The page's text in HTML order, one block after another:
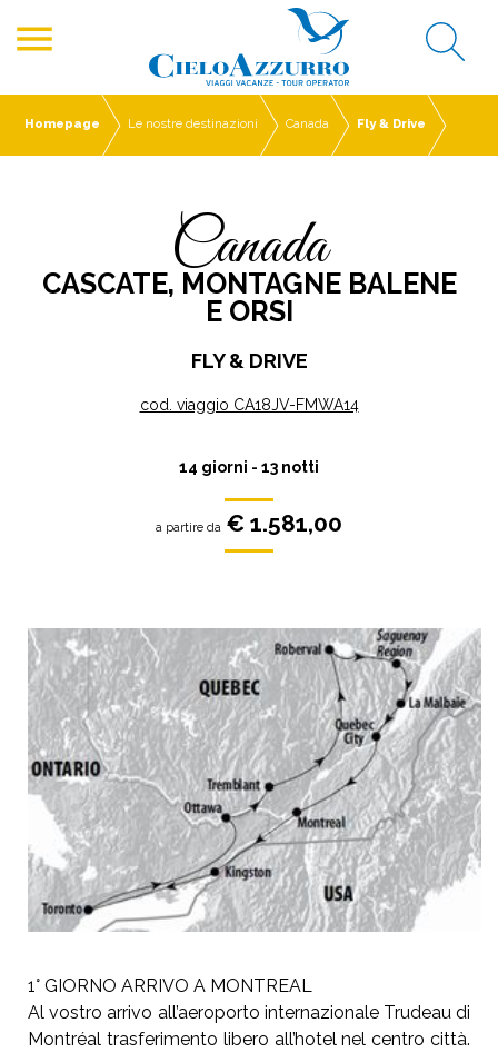
menu
Homepage Le nostre destinazioni Canada Fly & Drive
Canada
CASCATE, MONTAGNE BALENE
E ORSI
FLY & DRIVE
cod. viaggio CA18JV-FMWA14
14 giorni - 13 notti
a partire da € 1.581,00
1° GIORNO ARRIVO A MONTREAL
Al vostro arrivo all’aeroporto internazionale Trudeaudi
Montréal trasferimento libero all’hotel nel centrocittà.